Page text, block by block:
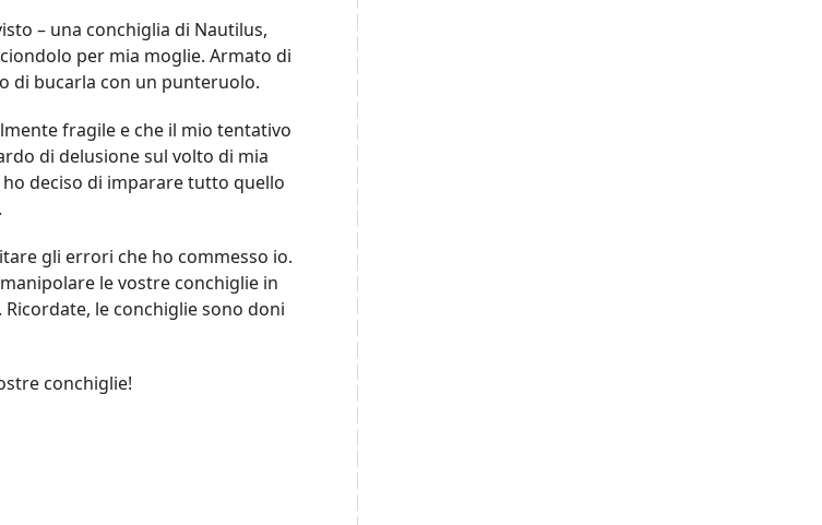
– una conchiglia di Nautilus,
per mia moglie. Armato di
di bucarla con un punteruolo.
fragile e che il mio tentativo
di delusione sul volto di mia
deciso di imparare tutto quello
gli errori che ho commesso io.
le vostre conchiglie in
le conchiglie sono doni
conchiglie!